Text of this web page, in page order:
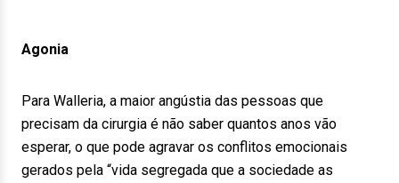
Agonia
Para Walleria, a maior angústia das pessoas que
precisam da cirurgia é não saber quantos anos vão
esperar, o que pode agravar os conflitos emocionais
gerados pela “vida segregada que a sociedade as